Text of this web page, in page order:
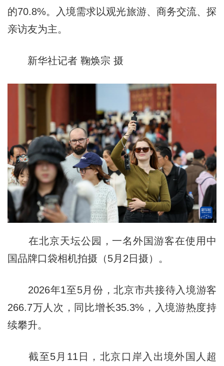
的70.8%。入境需求以观光旅游、商务交流、探
亲访友为主。
新华社记者 鞠焕宗 摄
在北京天坛公园，一名外国游客在使用中
国品牌口袋相机拍摄（5月2日摄）。
2026年1至5月份，北京市共接待入境游客
266.7万人次，同比增长35.3%，入境游热度持
续攀升。
截至5月11日，北京口岸入出境外国人超